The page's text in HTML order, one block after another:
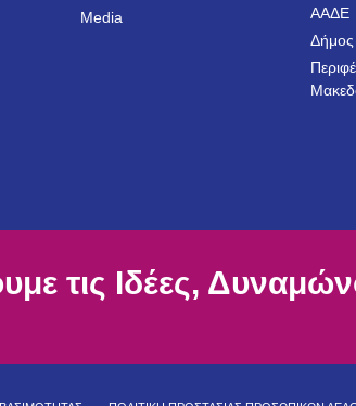
Media
ΑΑΔΕ
Δήμος
τις Ιδέες,